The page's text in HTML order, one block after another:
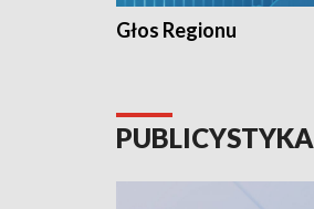
Głos Regionu
PUBLICYSTYKA